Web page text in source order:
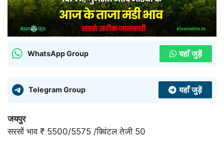
WhatsApp Group यहाँ जुड़ें
Telegram Group यहाँ जुड़ें
जयपुर
सरसों भाव ₹ 5500/5575 /क्विंटल तेजी 50